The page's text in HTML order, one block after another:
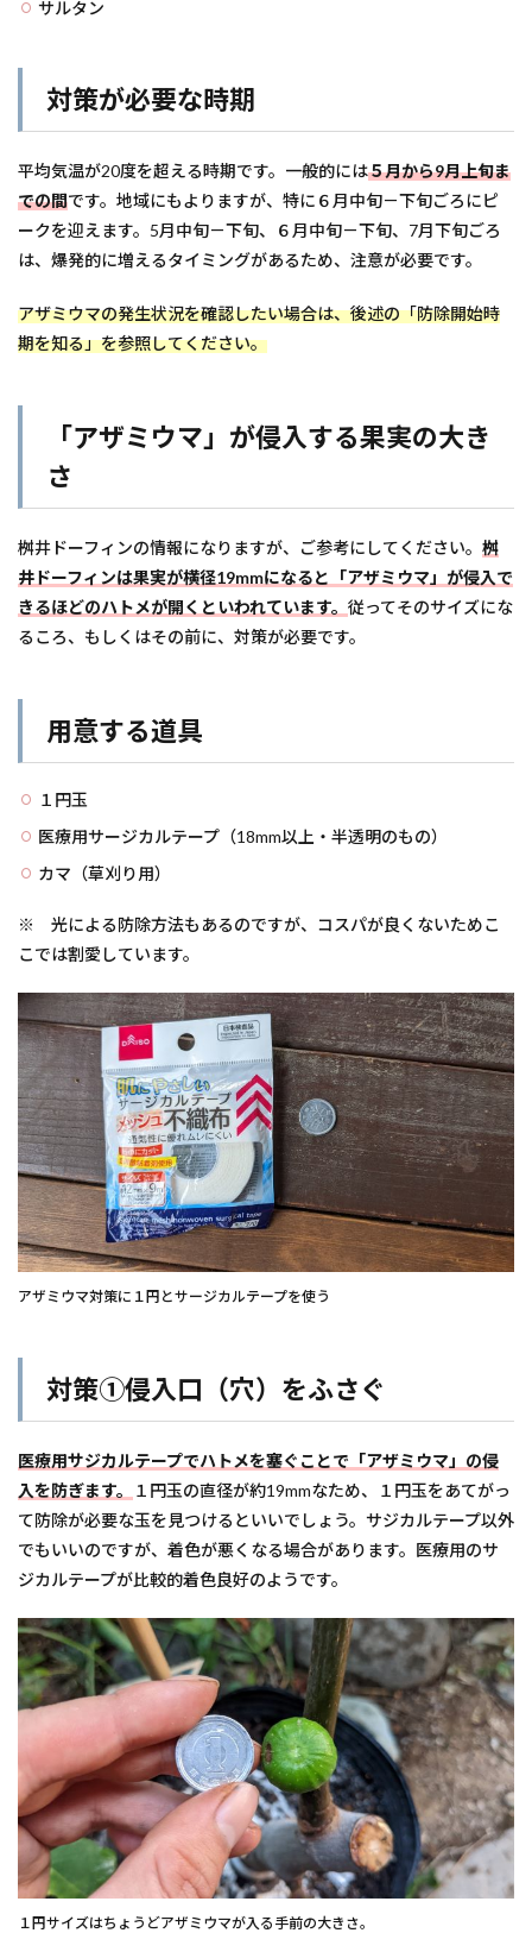
サルタン
対策が必要な時期
平均気温が20度を超える時期です。一般的には５月から9月上旬ま
での間です。地域にもよりますが、特に６月中旬－下旬ごろにピ
ークを迎えます。5月中旬－下旬、６月中旬－下旬、7月下旬ごろ
は、爆発的に増えるタイミングがあるため、注意が必要です。
アザミウマの発生状況を確認したい場合は、後述の「防除開始時
期を知る」を参照してください。
「アザミウマ」が侵入する果実の大き
さ
桝井ドーフィンの情報になりますが、ご参考にしてください。 桝
井ドーフィンは果実が横径19mmになると「アザミウマ」が侵入で
きるほどのハトメが開くといわれています。 従ってそのサイズにな
るころ、もしくはその前に、対策が必要です。
用意する道具
１円玉
医療用サージカルテープ（18mm以上・半透明のもの）
カマ（草刈り用）
※ 光による防除方法もあるのですが、コスパが良くないためこ
こでは割愛しています。
アザミウマ対策に１円とサージカルテープを使う
対策①侵入口（穴）をふさぐ
医療用サジカルテープでハトメを塞ぐことで「アザミウマ」の侵
入を防ぎます。
１円玉の直径が約19mmなため、１円玉をあてがっ
て防除が必要な玉を見つけるといいでしょう。サジカルテープ以外
でもいいのですが、着色が悪くなる場合があります。医療用のサ
ジカルテープが比較的着色良好のようです。
１円サイズはちょうどアザミウマが入る手前の大きさ。